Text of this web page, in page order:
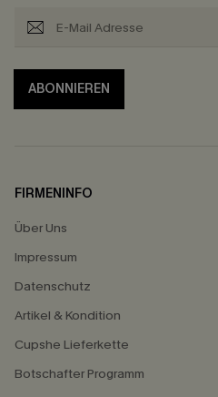
ABONNIEREN
FIRMENINFO
Über Uns
Impressum
Datenschutz
Artikel & Kondition
Cupshe Lieferkette
Botschafter Programm